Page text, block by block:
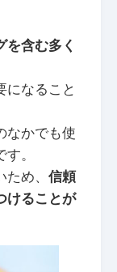
を含む多く
になること
なかでも使
。
め、 信頼
けることが